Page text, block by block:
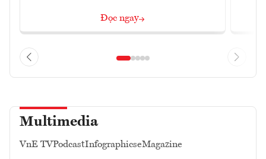
Đọc ngay
Multimedia
VnE TVPodcastInfographicseMagazine